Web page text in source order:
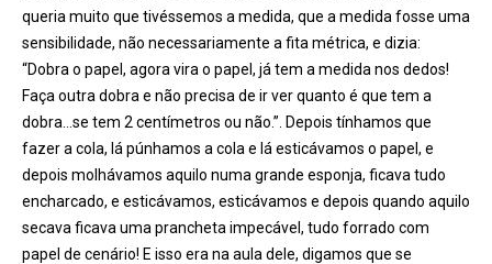
queria muito que tivéssemos a medida, que a medida fosse uma
sensibilidade, não necessariamente a fita métrica, e dizia:
“Dobra o papel, agora vira o papel, já tem a medida nos dedos!
Faça outra dobra e não precisa de ir ver quanto é que tem a
dobra…se tem 2 centímetros ou não.”. Depois tínhamos que
fazer a cola, lá púnhamos a cola e lá esticávamos o papel, e
depois molhávamos aquilo numa grande esponja, ficava tudo
encharcado, e esticávamos, esticávamos e depois quando aquilo
secava ficava uma prancheta impecável, tudo forrado com
papel de cenário! E isso era na aula dele, digamos que se